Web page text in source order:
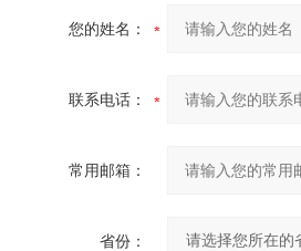
您的姓名：
联系电话：
常用邮箱：
省份：